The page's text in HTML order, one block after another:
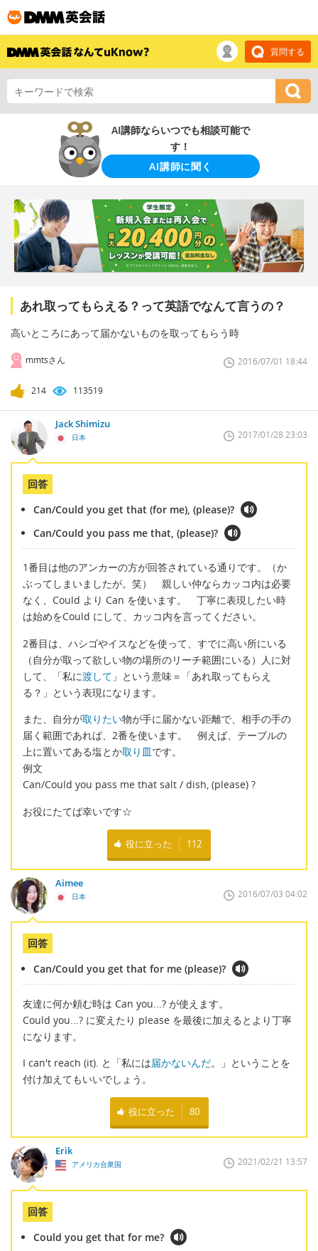
質問する
AI講師ならいつでも相談可能で
す！
AI講師に聞く
あれ取ってもらえる？って英語でなんて言うの？
高いところにあって届かないものを取ってもらう時
mmtsさん 2016/07/01 18:44
214 113519
Jack Shimizu
日本 2017/01/28 23:03
回答
Can/Could you get that (for me), (please)?
Can/Could you pass me that, (please)?
1番目は他のアンカーの方が回答されている通りです。（か
ぶってしまいましたが。笑） 親しい仲ならカッコ内は必要
なく、Could より Can を使います。 丁寧に表現したい時
は始めをCould にして、カッコ内を言ってください。
2番目は、ハシゴやイスなどを使って、すでに高い所にいる
（自分が取って欲しい物の場所のリーチ範囲にいる）人に対
して、「私に渡して 」という意味＝「あれ取ってもらえ
る？」という表現になります。
また、自分が取りたい物が手に届かない距離で、相手の手の
届く範囲であれば、2番を使います。 例えば、テーブルの
上に置いてある塩とか取り皿です。
例文
Can/Could you pass me that salt / dish, (please) ?
お役にたてば幸いです☆
役に立った 112
Aimee
日本 2016/07/03 04:02
回答
Can/Could you get that for me (please)?
友達に何か頼む時は Can you...? が使えます。
Could you...? に変えたり please を最後に加えるとより丁寧
になります。
I can't reach (it). と「私には届かないんだ。」ということを
付け加えてもいいでしょう。
役に立った 80
Erik
アメリカ合衆国 2021/02/21 13:57
回答
Could you get that for me?